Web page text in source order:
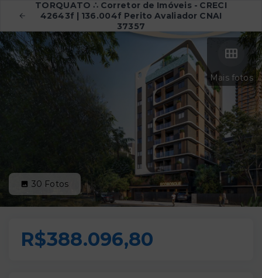
TORQUATO ∴ Corretor de Imóveis - CRECI
42643f | 136.004f Perito Avaliador CNAI
37357
Mais fotos
30 Fotos
R$388.096,80